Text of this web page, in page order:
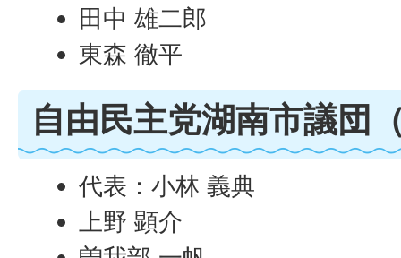
田中 雄二郎
東森 徹平
自由民主党湖南市議団
代表：小林 義典
上野 顕介